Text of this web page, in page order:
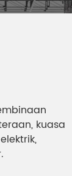
kuasa